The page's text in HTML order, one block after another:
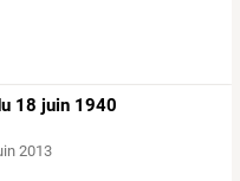
18 juin 1940
2013